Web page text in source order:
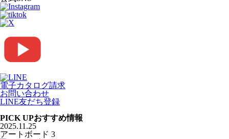
電子カタログ請求
お問い合わせ
LINE友だち登録
PICK UPおすすめ情報
2025.11.25
アートボード 3